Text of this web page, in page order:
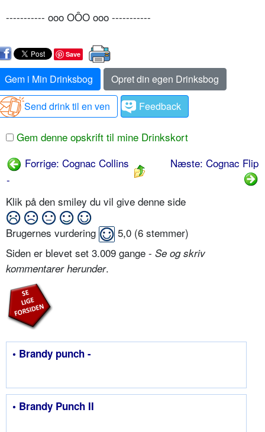
----------- ooo OÔO ooo -----------
Save
Gem i Min Drinksbog
Opret din egen Drinksbog
Send drink til en ven
Feedback
Gem denne opskrift til mine Drinkskort
Forrige: Cognac Collins
-
Næste: Cognac Flip
Klik på den smiley du vil give denne side
Brugernes vurdering 5,0 (6 stemmer)
Siden er blevet set 3.009 gange - Se og skriv
kommentarer herunder.
• Brandy punch -
• Brandy Punch II